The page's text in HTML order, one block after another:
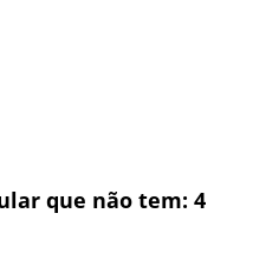
que não tem: 4